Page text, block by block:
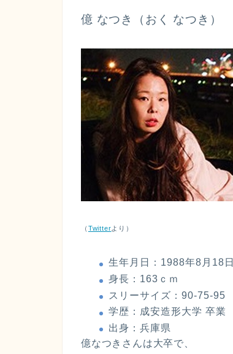
億 なつき （おく なつき）
（ Twitterより）
生年月日：1988年8月18日
身長：163ｃｍ
スリーサイズ：90-75-95
学歴：成安造形大学 卒業
出身：兵庫県
億なつきさんは大卒で、